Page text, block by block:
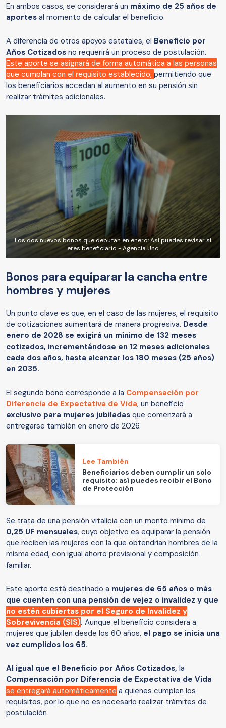
En ambos casos, se considerará un máximo de 25 años de
aportes al momento de calcular el beneficio.
A diferencia de otros apoyos estatales, el Beneficio por
Años Cotizados no requerirá un proceso de postulación.
Este aporte se asignará de forma automática a las personas
que cumplan con el requisito establecido, permitiendo que
los beneficiarios accedan al aumento en su pensión sin
realizar trámites adicionales.
Los dos nuevos bonos que debutan en enero: Así puedes revisar si
eres beneficiario - Agencia Uno
Bonos para equiparar la cancha entre
hombres y mujeres
Un punto clave es que, en el caso de las mujeres, el requisito
de cotizaciones aumentará de manera progresiva. Desde
enero de 2028 se exigirá un mínimo de 132 meses
cotizados, incrementándose en 12 meses adicionales
cada dos años, hasta alcanzar los 180 meses (25 años)
en 2035.
El segundo bono corresponde a la Compensación por
Diferencia de Expectativa de Vida, un beneficio
exclusivo para mujeres jubiladas que comenzará a
entregarse también en enero de 2026.
Lee También
Beneficiarios deben cumplir un solo
requisito: así puedes recibir el Bono
de Protección
Se trata de una pensión vitalicia con un monto mínimo de
0,25 UF mensuales, cuyo objetivo es equiparar la pensión
que reciben las mujeres con la que obtendrían hombres de la
misma edad, con igual ahorro previsional y composición
familiar.
Este aporte está destinado a mujeres de 65 años o más
que cuenten con una pensión de vejez o invalidez y que
no estén cubiertas por el Seguro de Invalidez y
Sobrevivencia (SIS). Aunque el beneficio considera a
mujeres que jubilen desde los 60 años, el pago se inicia una
vez cumplidos los 65.
Al igual que el Beneficio por Años Cotizados, la
Compensación por Diferencia de Expectativa de Vida
se entregará automáticamente a quienes cumplen los
requisitos, por lo que no es necesario realizar trámites de
postulación